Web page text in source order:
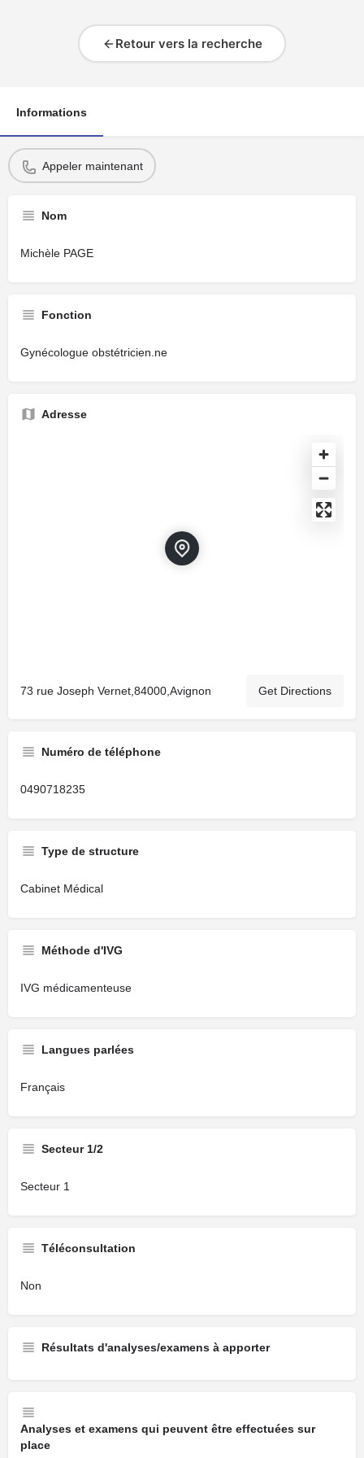
Retour vers la recherche
Informations
Appeler maintenant
Nom
Michèle PAGE
Fonction
Gynécologue obstétricien.ne
Adresse
73 rue Joseph Vernet,84000,Avignon Get Directions
Numéro de téléphone
0490718235
Type de structure
Cabinet Médical
Méthode d'IVG
IVG médicamenteuse
Langues parlées
Français
Secteur 1/2
Secteur 1
Téléconsultation
Non
Résultats d'analyses/examens à apporter
Analyses et examens qui peuvent être effectuées sur
place